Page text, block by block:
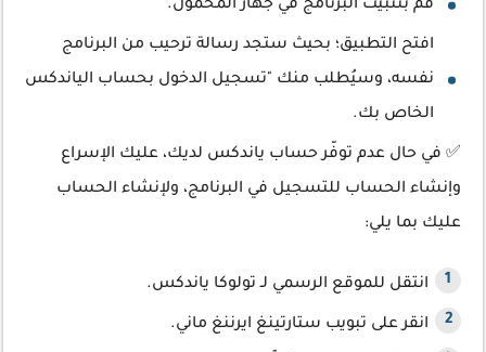
قم بتثبيت البرنامج في جهاز المحمول.
افتح التطبيق؛ بحيث ستجد رسالة ترحيب من البرنامج
نفسه، وسيُطلب منك "تسجيل الدخول بحساب الياندكس
الخاص بك.
✅ في حال عدم توفّر حساب ياندكس لديك، عليك الإسراع
وإنشاء الحساب للتسجيل في البرنامج، ولإنشاء الحساب
عليك بما يلي:
انتقل للموقع الرسمي لـ تولوكا ياندكس.
انقر على تبويب ستارتينغ ايرننغ ماني.